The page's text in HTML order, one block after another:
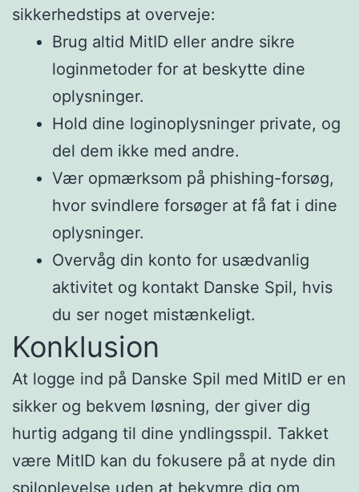
sikkerhedstips at overveje:
Brug altid MitID eller andre sikre
loginmetoder for at beskytte dine
oplysninger.
Hold dine loginoplysninger private, og
del dem ikke med andre.
Vær opmærksom på phishing-forsøg,
hvor svindlere forsøger at få fat i dine
oplysninger.
Overvåg din konto for usædvanlig
aktivitet og kontakt Danske Spil, hvis
du ser noget mistænkeligt.
Konklusion
At logge ind på Danske Spil med MitID er en
sikker og bekvem løsning, der giver dig
hurtig adgang til dine yndlingsspil. Takket
være MitID kan du fokusere på at nyde din
spiloplevelse uden at bekymre dig om